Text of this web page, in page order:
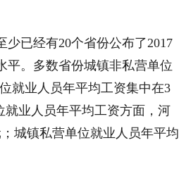
已经有20个省份公布了2017
平。多数省份城镇非私营单位
就业人员年平均工资集中在3
业人员年平均工资方面，河
城镇私营单位就业人员年平均